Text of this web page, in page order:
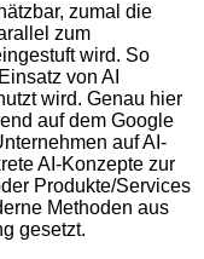
zumal die
zum
wird. So
von AI
wird. Genau hier
auf dem Google
auf AI-
AI-Konzepte zur
Produkte/Services
Methoden aus
gesetzt.